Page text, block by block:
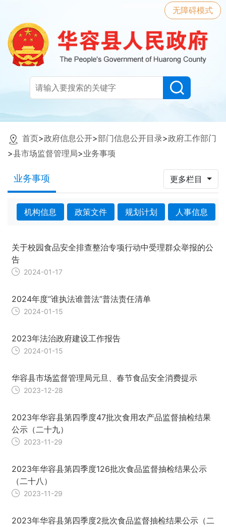
无障碍模式
首页>政府信息公开>部门信息公开目录>政府工作部门
>县市场监督管理局>业务事项
业务事项 更多栏目
机构信息 政策文件 规划计划 人事信息
关于校园食品安全排查整治专项行动中受理群众举报的公
告
2024-01-17
2024年度“谁执法谁普法”普法责任清单
2024-01-15
2023年法治政府建设工作报告
2024-01-15
华容县市场监督管理局元旦、春节食品安全消费提示
2023-12-28
2023年华容县第四季度47批次食用农产品监督抽检结果
公示（二十九）
2023-11-29
2023年华容县第四季度126批次食品监督抽检结果公示
（二十八）
2023-11-29
2023年华容县第四季度2批次食品监督抽检结果公示（二